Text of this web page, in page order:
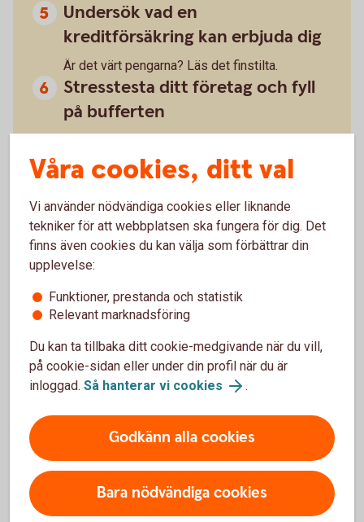
Undersök vad en
kreditförsäkring kan erbjuda dig
Är det värt pengarna? Läs det finstilta.
Stresstesta ditt företag och fyll
på bufferten
företag regelbundet. Hur robust är företaget vid
oväntade händelser? Vad händer om din
största kund ställer in betalningarna? Bygg upp
ekonomiska reserver när du kan.
Därför ser vi många konkurser nu
– Lågkonjunkturen med sviktande efterfrågan, höga
räntor och inflation har slagit hårt mot många företag.
Vi ser att konkurserna har ökat i många branscher
och över hela landet. Det kan också vara så att
corona-stöden har hållit liv i en del företag som
annars skulle gått omkull tidigare.
Återbetalningskraven på de anstånd med
arbetsgivaravgifter och moms som gavs under
pandemin, har också frestat på likviditeten hos
Våra cookies, ditt val
Vi använder nödvändiga cookies eller liknande
tekniker för att webbplatsen ska fungera för dig. Det
finns även cookies du kan välja som förbättrar din
upplevelse:
Funktioner, prestanda och statistik
Relevant marknadsföring
Du kan ta tillbaka ditt cookie-medgivande när du vill,
på cookie-sidan eller under din profil när du är
inloggad. Så hanterar vi cookies .
Godkänn alla cookies
Bara nödvändiga cookies